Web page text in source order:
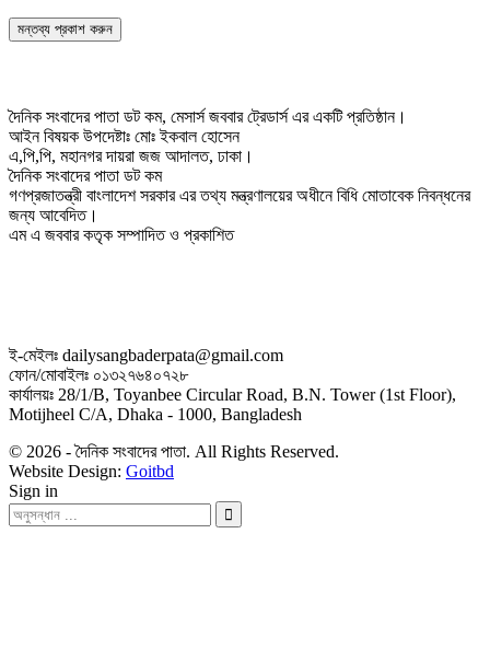
দৈনিক সংবাদের পাতা ডট কম, মেসার্স জববার ট্রেডার্স এর একটি প্রতিষ্ঠান।
আইন বিষয়ক উপদেষ্টাঃ মোঃ ইকবাল হোসেন
এ,পি,পি, মহানগর দায়রা জজ আদালত, ঢাকা।
দৈনিক সংবাদের পাতা ডট কম
গণপ্রজাতন্ত্রী বাংলাদেশ সরকার এর তথ্য মন্ত্রণালয়ের অধীনে বিধি মোতাবেক নিবন্ধনের
জন্য আবেদিত।
এম এ জববার কতৃক সম্পাদিত ও প্রকাশিত
ই-মেইলঃ dailysangbaderpata@gmail.com
ফোন/মোবাইলঃ ০১৩২৭৬৪০৭২৮
কার্যালয়ঃ 28/1/B, Toyanbee Circular Road, B.N. Tower (1st Floor),
Motijheel C/A, Dhaka - 1000, Bangladesh
© 2026 - দৈনিক সংবাদের পাতা. All Rights Reserved.
Website Design: Goitbd
Sign in